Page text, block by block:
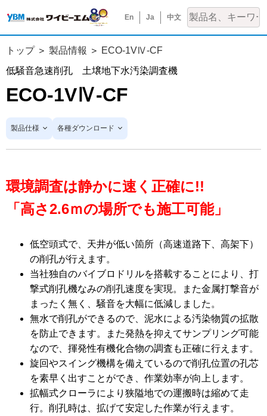
En Ja 中文
トップ 製品情報
ECO-1VⅣ-CF
低騒音急速削孔 土壌地下水汚染調査機
ECO-1VⅣ-CF
製品仕様 各種ダウンロード
環境調査は静かに速く正確に!!
「高さ2.6ｍの場所でも施工可能」
低空頭式で、天井が低い箇所（高速道路下、高架下）
の削孔が行えます。
当社独自のバイブロドリルを搭載することにより、打
撃式削孔機なみの削孔速度を実現。また金属打撃音が
まったく無く、騒音を大幅に低減しました。
無水で削孔ができるので、泥水による汚染物質の拡散
を防止できます。また発熱を抑えてサンプリング可能
なので、揮発性有機化合物の調査も正確に行えます。
旋回やスイング機構を備えているので削孔位置の孔芯
を素早く出すことができ、作業効率が向上します。
拡幅式クローラにより狭隘地での運搬時は縮めて走
行。削孔時は、拡げて安定した作業が行えます。